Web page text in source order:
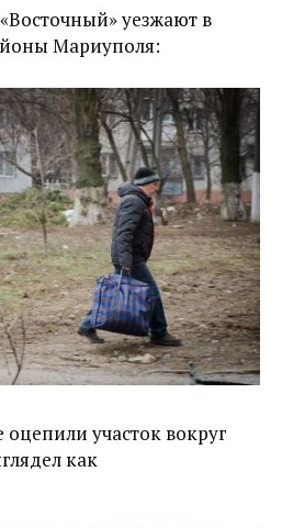
уезжают в
Мариуполя:
участок вокруг
как